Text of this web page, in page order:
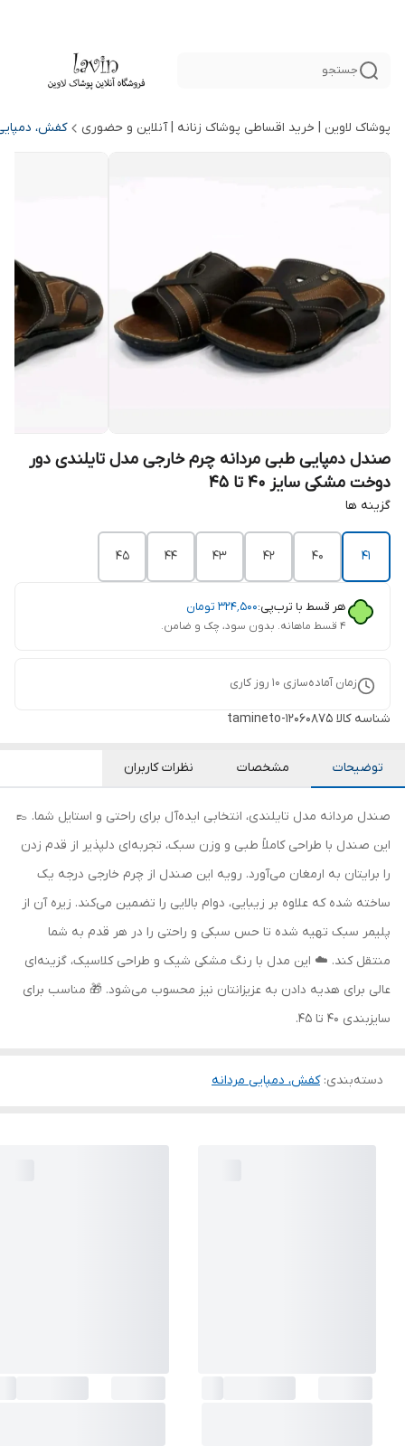
جستجو
پوشاک لاوین | خرید اقساطی پوشاک زنانه | آنلاین و حضوری کفش،
صندل دمپایی طبی مردانه چرم خارجی مدل تایلندی دور
دوخت مشکی سایز 40 تا 45
گزینه ها
41
40
42
43
44
45
هر قسط با ترب‌پی:۳۲۴٬۵۰۰ تومان
۴ قسط ماهانه. بدون سود، چک و ضامن.
زمان آماده‌سازی 10 روز کاری
شناسه کالا tamineto-12060875
توضیحات مشخصات نظرات کاربران
صندل مردانه مدل تایلندی، انتخابی ایده‌آل برای راحتی و استایل شما. 👞
این صندل با طراحی کاملاً طبی و وزن سبک، تجربه‌ای دلپذیر از قدم زدن
را برایتان به ارمغان می‌آورد. رویه این صندل از چرم خارجی درجه یک
ساخته شده که علاوه بر زیبایی، دوام بالایی را تضمین می‌کند. زیره آن از
پلیمر سبک تهیه شده تا حس سبکی و راحتی را در هر قدم به شما
منتقل کند. ☁️ این مدل با رنگ مشکی شیک و طراحی کلاسیک، گزینه‌ای
عالی برای هدیه دادن به عزیزانتان نیز محسوب می‌شود. 🎁 مناسب برای
سایزبندی 40 تا 45.
دسته‌بندی:کفش، دمپایی مردانه